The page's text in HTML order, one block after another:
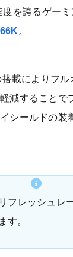
度を誇るゲー
。
搭載によりフ
減することで
シールドの装
フレッシュレ
す。